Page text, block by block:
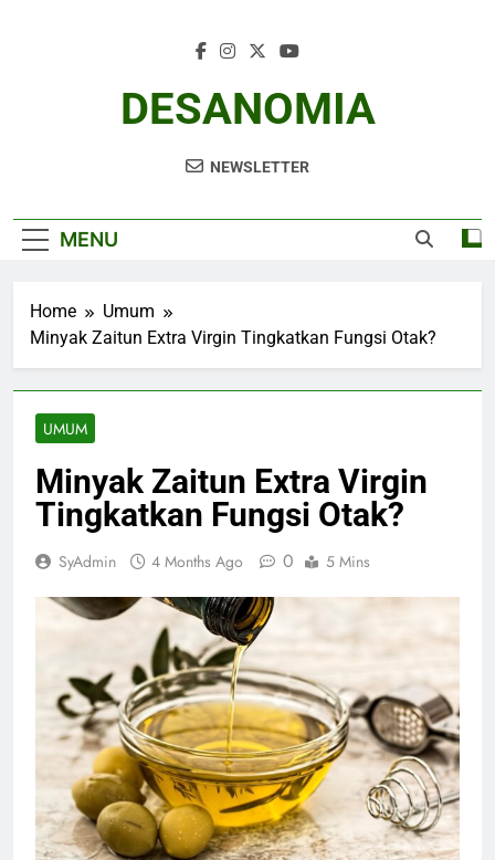
DESANOMIA
NEWSLETTER
MENU
Home
Umum
Minyak Zaitun Extra Virgin Tingkatkan Fungsi Otak?
UMUM
Minyak Zaitun Extra Virgin
Tingkatkan Fungsi Otak?
SyAdmin 4 Months Ago 0 5 Mins